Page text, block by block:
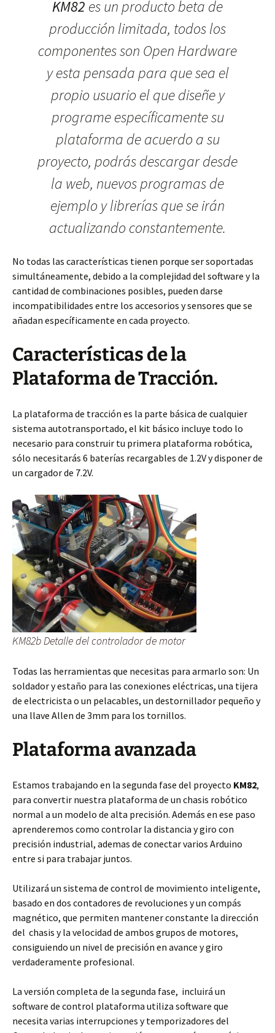
KM82 es un producto beta de
producción limitada, todos los
componentes son Open Hardware
y esta pensada para que sea el
propio usuario el que diseñe y
programe específicamente su
plataforma de acuerdo a su
proyecto, podrás descargar desde
la web, nuevos programas de
ejemplo y librerías que se irán
actualizando constantemente.
No todas las características tienen porque ser soportadas
simultáneamente, debido a la complejidad del software y la
cantidad de combinaciones posibles, pueden darse
incompatibilidades entre los accesorios y sensores que se
añadan específicamente en cada proyecto.
Características de la
Plataforma de Tracción.
La plataforma de tracción es la parte básica de cualquier
sistema autotransportado, el kit básico incluye todo lo
necesario para construir tu primera plataforma robótica,
sólo necesitarás 6 baterías recargables de 1.2V y disponer de
un cargador de 7.2V.
KM82b Detalle del controlador de motor
Todas las herramientas que necesitas para armarlo son: Un
soldador y estaño para las conexiones eléctricas, una tijera
de electricista o un pelacables, un destornillador pequeño y
una llave Allen de 3mm para los tornillos.
Plataforma avanzada
Estamos trabajando en la segunda fase del proyecto KM82,
para convertir nuestra plataforma de un chasis robótico
normal a un modelo de alta precisión. Además en ese paso
aprenderemos como controlar la distancia y giro con
precisión industrial, ademas de conectar varios Arduino
entre si para trabajar juntos.
Utilizará un sistema de control de movimiento inteligente,
basado en dos contadores de revoluciones y un compás
magnético, que permiten mantener constante la dirección
del chasis y la velocidad de ambos grupos de motores,
consiguiendo un nivel de precisión en avance y giro
verdaderamente profesional.
La versión completa de la segunda fase, incluirá un
software de control plataforma utiliza software que
necesita varias interrupciones y temporizadores del